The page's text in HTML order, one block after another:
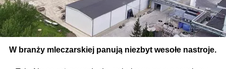
W branży mleczarskiej panują niezbyt wesołe nastroje.